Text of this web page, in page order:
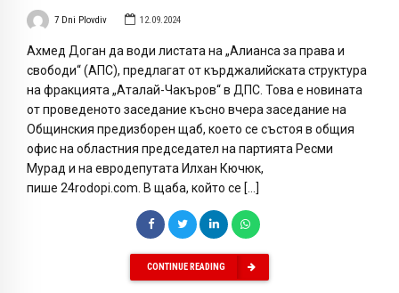
7 Dni Plovdiv 12.09.2024
Ахмед Доган да води листата на „Алианса за права и
свободи“ (АПС), предлагат от кърджалийската структура
на фракцията „Аталай-Чакъров“ в ДПС. Това е новината
от проведеното заседание късно вчера заседание на
Общинския предизборен щаб, което се състоя в общия
офис на областния председател на партията Ресми
Мурад и на евродепутата Илхан Кючюк,
пише 24rodopi.com. В щаба, който се […]
CONTINUE READING